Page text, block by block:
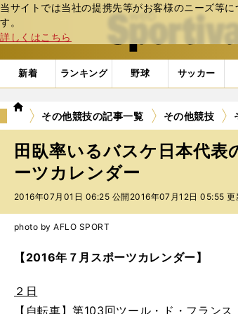
当サイトでは当社の提携先等がお客様のニーズ等
す。
詳しくはこちら
web Sportiva (webスポルティーバ)
新着 ランキング 野球 サッカー
we
ポ
ル
ィ
ー
バ
その他競技の記事一覧 その他競技
田臥率いるバスケ日本代表
ーツカレンダー
2016年07月01日 06:25 公開 2016年07月12日 05:55 更
photo by AFLO SPORT
【2016年７月スポーツカレンダー】
２日
【自転車】第103回ツール・ド・フランス